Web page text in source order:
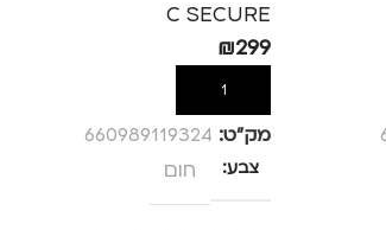
C SECURE
₪299
הוספה לסל
מק”ט: 660989119324
צבע חום